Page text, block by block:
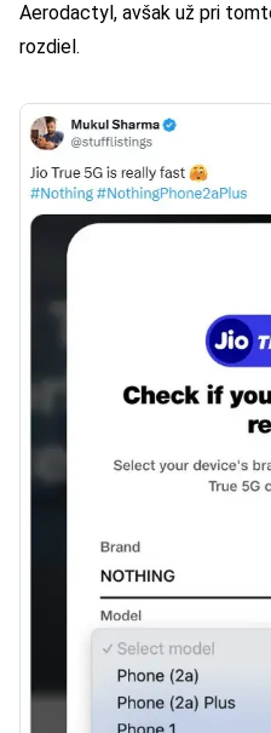
Aerodactyl, avšak už pri
rozdiel.